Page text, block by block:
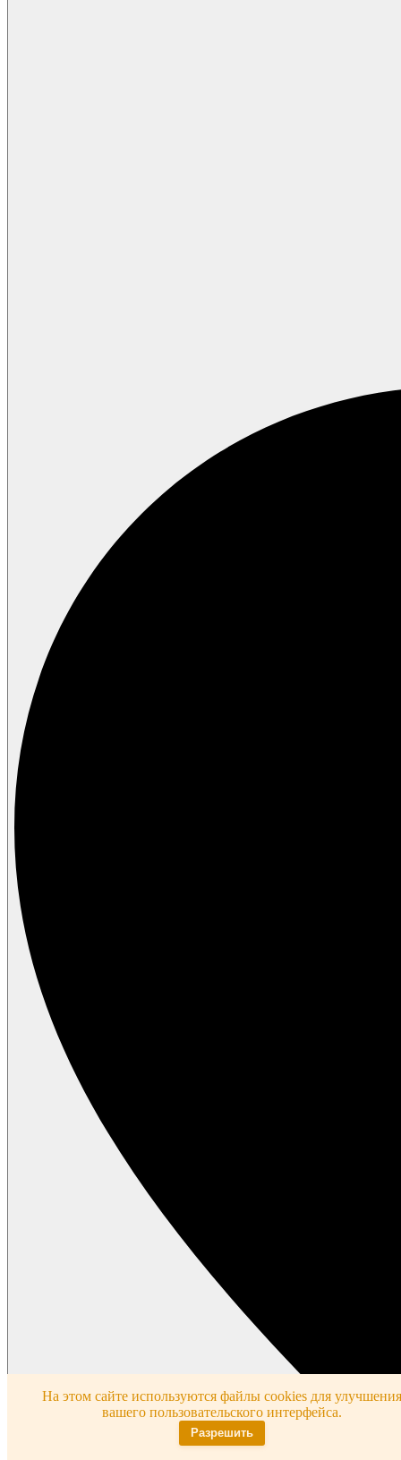
На этом сайте используются файлы cookies для улучшения
вашего пользовательского интерфейса.
Разрешить